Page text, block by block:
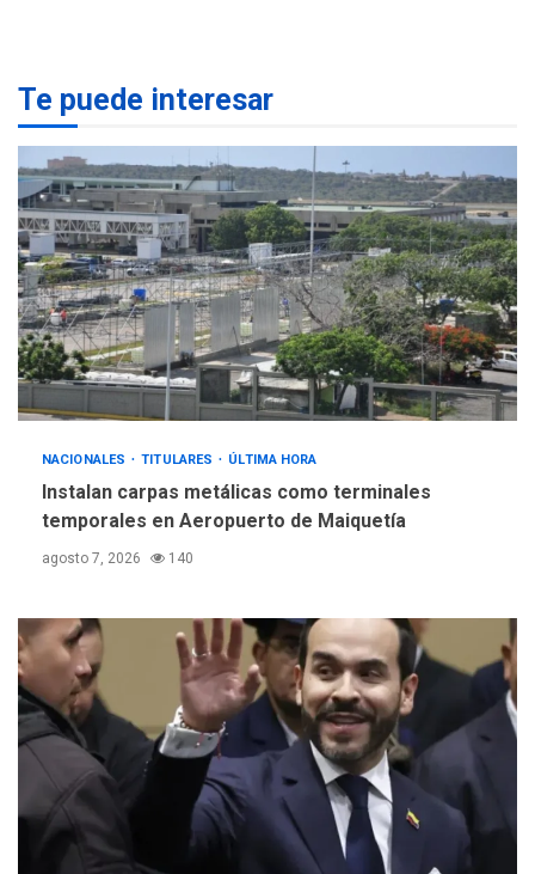
5
Hiroshima 81 años de la
debacle atómica. Japón
debate principios no
nucleares
Te puede interesar
NACIONALES TITULARES ÚLTIMA HORA
Instalan carpas metálicas como terminales
temporales en Aeropuerto de Maiquetía
agosto 7, 2026 140